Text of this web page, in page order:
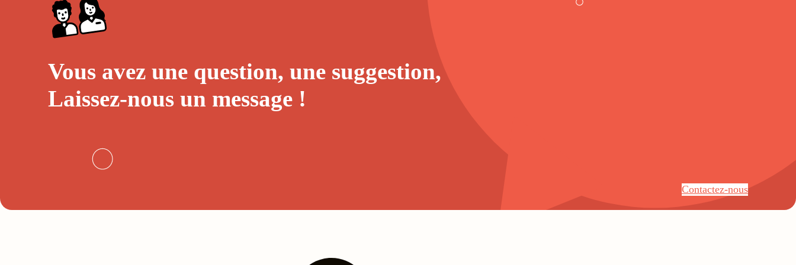
Vous avez une question, une suggestion,
Laissez-nous un message!
Contactez-nous